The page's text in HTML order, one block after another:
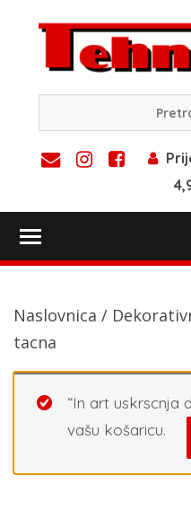
content
Naslovnica /
tacna
“In art uskrscnja
vašu košaricu.